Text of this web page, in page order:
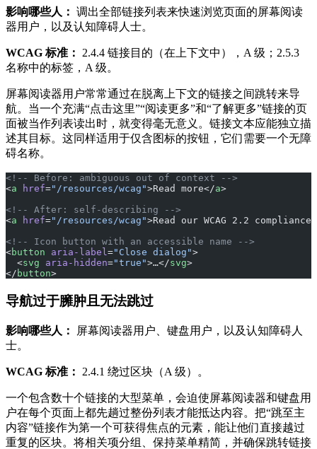
影响哪些人： 调出全部链接列表来快速浏览页面的屏幕阅读
器用户，以及认知障碍人士。
WCAG 标准： 2.4.4 链接目的（在上下文中），A 级；2.5.3
名称中的标签，A 级。
屏幕阅读器用户常常通过在脱离上下文的链接之间跳转来导
航。当一个充满“点击这里”“阅读更多”和“了解更多”链接的页
面被当作列表读出时，就变得毫无意义。链接文本应能独立描
述其目标。这同样适用于仅含图标的按钮，它们需要一个无障
碍名称。
<!-- Before: ambiguous out of context -->
<a href="/resources/wcag">Read more</a>
<!-- After: self-describing -->
<a href="/resources/wcag">Read our WCAG 2.2
<!-- Icon button with an accessible name -->
<button aria-label="Close dialog">
  <
svg aria-hidden="true">…</svg>
</ button>
导航过于臃肿且无法跳过
影响哪些人：
屏幕阅读器用户、键盘用户，以及认知障碍人
士。
WCAG 标准： 2.4.1 绕过区块（A 级）。
一个包含数十个链接的大型菜单，会迫使屏幕阅读器和键盘用
户在每个页面上都先趟过整份列表才能抵达内容。把“跳至主
内容”链接作为第一个可获得焦点的元素，能让他们直接越过
重复的区块。将相关项分组、保持菜单精简，并确保跳转链接